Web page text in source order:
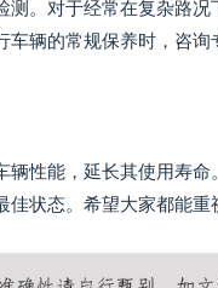
。对于经常在复杂路
辆的常规保养时，咨询
性能，延长其使用寿
状态。希望大家都能